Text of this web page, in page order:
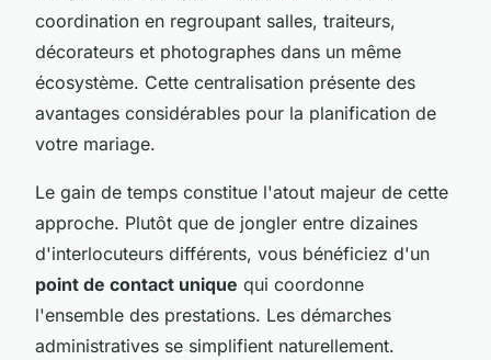
coordination en regroupant salles, traiteurs,
décorateurs et photographes dans un même
écosystème. Cette centralisation présente des
avantages considérables pour la planification de
votre mariage.
Le gain de temps constitue l'atout majeur de cette
approche. Plutôt que de jongler entre dizaines
d'interlocuteurs différents, vous bénéficiez d'un
point de contact unique qui coordonne
l'ensemble des prestations. Les démarches
administratives se simplifient naturellement.